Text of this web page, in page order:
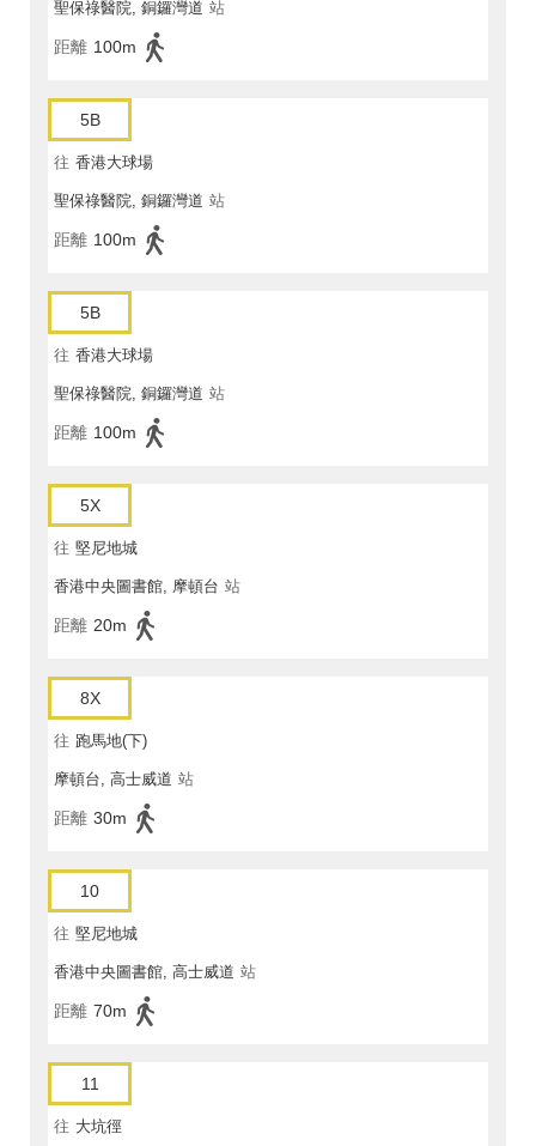
聖保祿醫院, 銅鑼灣道 站
距離 100m
5B
往 香港大球場
聖保祿醫院, 銅鑼灣道 站
距離 100m
5B
往 香港大球場
聖保祿醫院, 銅鑼灣道 站
距離 100m
5X
往 堅尼地城
香港中央圖書館, 摩頓台 站
距離 20m
8X
往 跑馬地(下)
摩頓台, 高士威道 站
距離 30m
10
往 堅尼地城
香港中央圖書館, 高士威道 站
距離 70m
11
往 大坑徑